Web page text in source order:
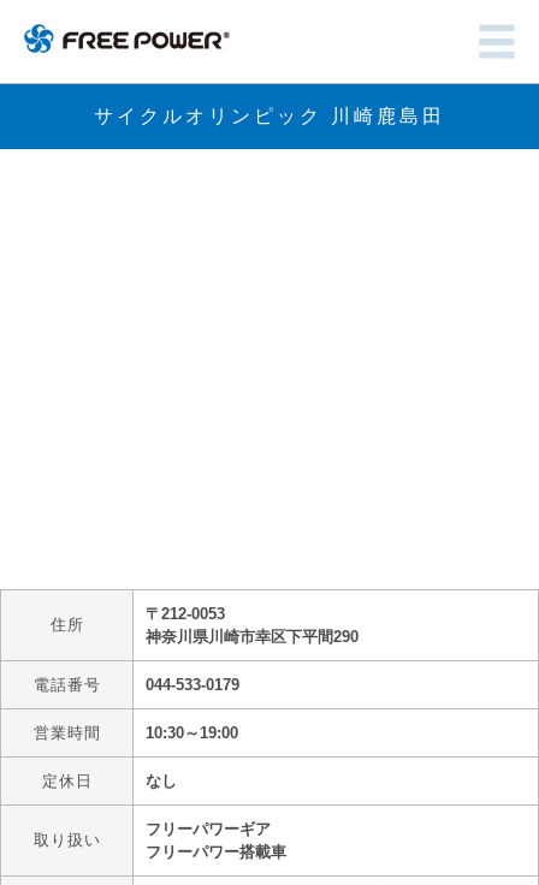
サイクルオリンピック 川崎鹿島田
住所
〒212-0053
神奈川県川崎市幸区下平間290
電話番号 044-533-0179
営業時間 10:30～19:00
定休日 なし
取り扱い
フリーパワーギア
フリーパワー搭載車